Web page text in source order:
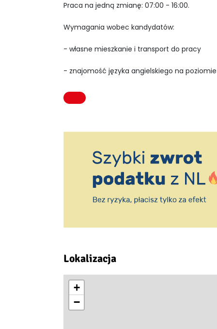
Praca na jedną zmianę: 07:00 - 16:00.
Wymagania wobec kandydatów:
- własne mieszkanie i transport do pracy
- znajomość języka angielskiego na
Lokalizacja
+
−